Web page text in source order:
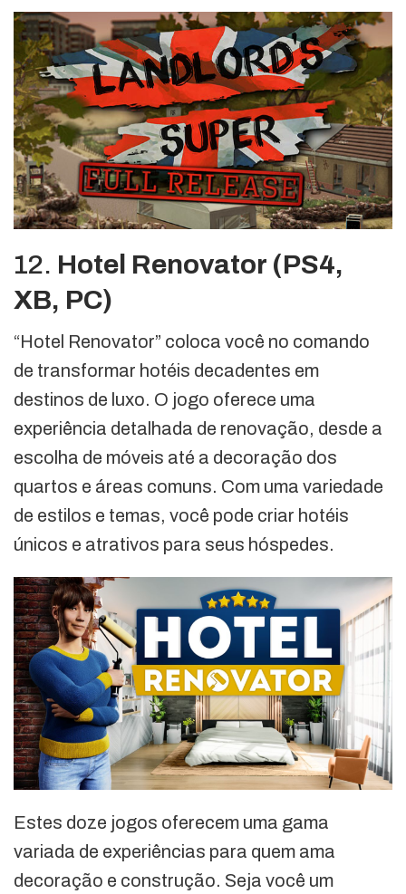
12. Hotel Renovator (PS4,
XB, PC)
“Hotel Renovator” coloca você no comando
de transformar hotéis decadentes em
destinos de luxo. O jogo oferece uma
experiência detalhada de renovação, desde a
escolha de móveis até a decoração dos
quartos e áreas comuns. Com uma variedade
de estilos e temas, você pode criar hotéis
únicos e atrativos para seus hóspedes.
Estes doze jogos oferecem uma gama
variada de experiências para quem ama
decoração e construção. Seja você um